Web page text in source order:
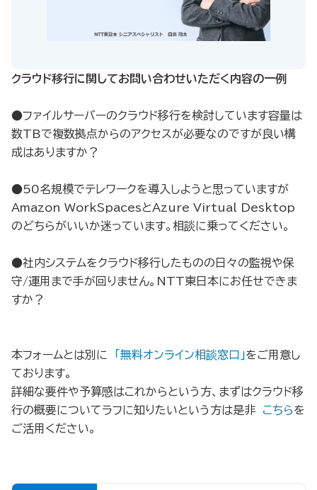
クラウド移行に関してお問い合わせいただく内容の一例​
●ファイルサーバーのクラウド移行を検討しています容量は
数TBで複数拠点からのアクセスが必要なのですが良い構
成はありますか？
●50名規模でテレワークを導入しようと思っていますが
Amazon WorkSpacesとAzure Virtual Desktop
のどちらがいいか迷っています。相談に乗ってください。
●社内システムをクラウド移行したものの日々の監視や保
守/運用まで手が回りません。NTT東日本にお任せできま
すか？
本フォームとは別に 「無料オンライン相談窓口」をご用意し
ております。
詳細な要件や予算感はこれからという方、まずはクラウド移
行の概要についてラフに知りたいという方は是非
こちらを
ご活用ください。